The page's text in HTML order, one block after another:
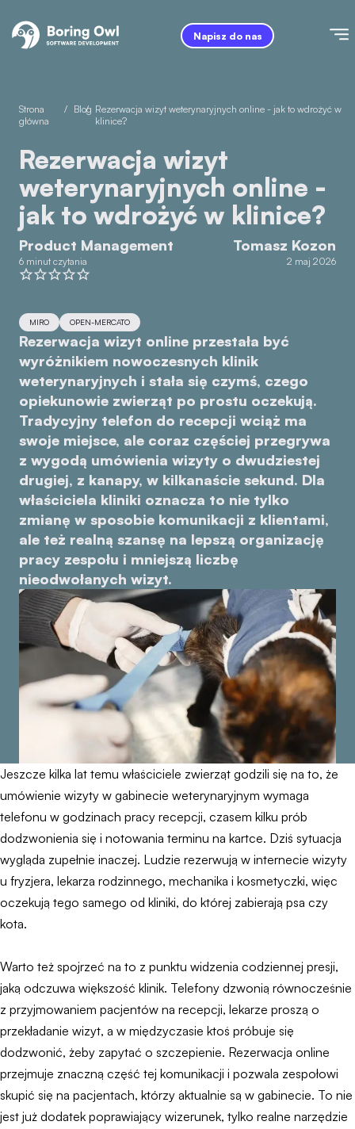
Napisz do nas
Strona
główna
/ Blog
/
Rezerwacja wizyt weterynaryjnych online - jak to wdrożyć w
klinice?
Rezerwacja wizyt
weterynaryjnych online -
jak to wdrożyć w klinice?
Product Management
6 minut czytania
Tomasz Kozon
2 maj 2026
MIRO OPEN-MERCATO
Rezerwacja wizyt online przestała być
wyróżnikiem nowoczesnych klinik
weterynaryjnych i stała się czymś, czego
opiekunowie zwierząt po prostu oczekują.
Tradycyjny telefon do recepcji wciąż ma
swoje miejsce, ale coraz częściej przegrywa
z wygodą umówienia wizyty o dwudziestej
drugiej, z kanapy, w kilkanaście sekund. Dla
właściciela kliniki oznacza to nie tylko
zmianę w sposobie komunikacji z klientami,
ale też realną szansę na lepszą organizację
pracy zespołu i mniejszą liczbę
nieodwołanych wizyt.
Jeszcze kilka lat temu właściciele zwierząt godzili się na to, że
umówienie wizyty w gabinecie weterynaryjnym wymaga
telefonu w godzinach pracy recepcji, czasem kilku prób
dodzwonienia się i notowania terminu na kartce. Dziś sytuacja
wygląda zupełnie inaczej. Ludzie rezerwują w internecie wizyty
u fryzjera, lekarza rodzinnego, mechanika i kosmetyczki, więc
oczekują tego samego od kliniki, do której zabierają psa czy
kota.
Warto też spojrzeć na to z punktu widzenia codziennej presji,
jaką odczuwa większość klinik. Telefony dzwonią równocześnie
z przyjmowaniem pacjentów na recepcji, lekarze proszą o
przekładanie wizyt, a w międzyczasie ktoś próbuje się
dodzwonić, żeby zapytać o szczepienie. Rezerwacja online
przejmuje znaczną część tej komunikacji i pozwala zespołowi
skupić się na pacjentach, którzy aktualnie są w gabinecie. To nie
jest już dodatek poprawiający wizerunek, tylko realne narzędzie